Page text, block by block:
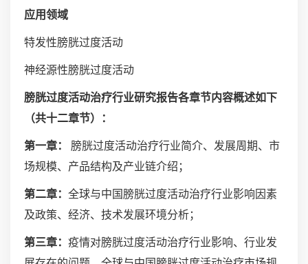
应用领域
特发性膀胱过度活动
神经源性膀胱过度活动
膀胱过度活动治疗行业研究报告各章节内容概述如下
（共十二章节）：
第一章：
膀胱过度活动治疗行业简介、发展周期、市
场规模、产品结构及产业链介绍；
第二章： 全球与中国膀胱过度活动治疗行业影响因素
及政策、经济、技术发展环境分析；
第三章： 疫情对膀胱过度活动治疗行业影响、行业发